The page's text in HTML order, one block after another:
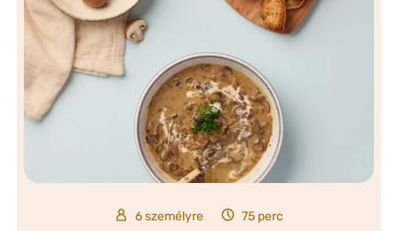
6 személyre 75 perc